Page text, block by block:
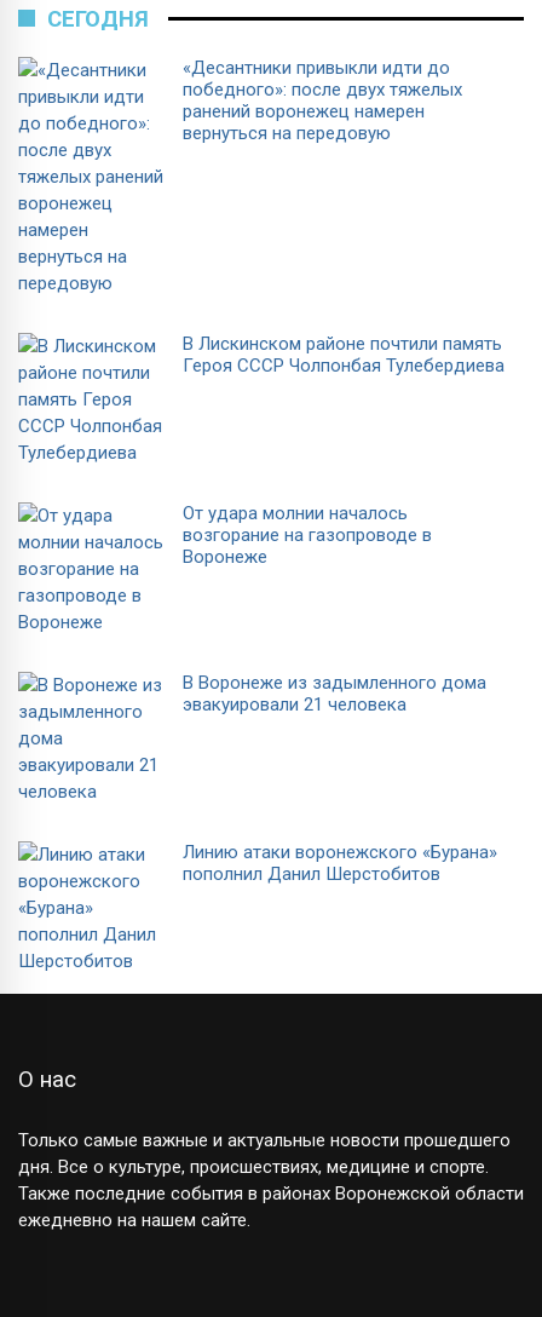
СЕГОДНЯ
«Десантники привыкли идти до
победного»: после двух тяжелых
ранений воронежец намерен
вернуться на передовую
В Лискинском районе почтили память
Героя СССР Чолпонбая Тулебердиева
От удара молнии началось
возгорание на газопроводе в
Воронеже
В Воронеже из задымленного дома
эвакуировали 21 человека
Линию атаки воронежского «Бурана»
пополнил Данил Шерстобитов
О нас
Только самые важные и актуальные новости прошедшего
дня. Все о культуре, происшествиях, медицине и спорте.
Также последние события в районах Воронежской области
ежедневно на нашем сайте.